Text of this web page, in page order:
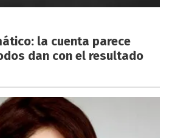
la cuenta parece
dan con el resultado